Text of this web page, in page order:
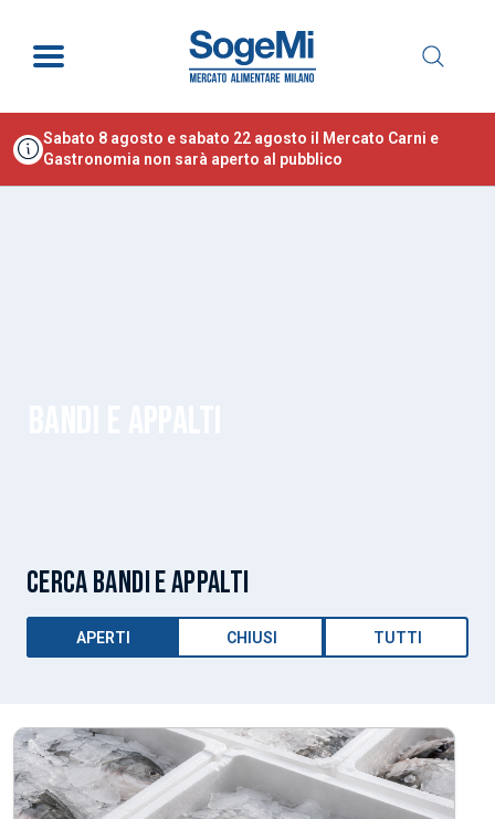
Sabato 8 agosto e sabato 22 agosto il Mercato Carni e
Gastronomia non sarà aperto al pubblico
CERCA BANDI E APPALTI
APERTI CHIUSI TUTTI